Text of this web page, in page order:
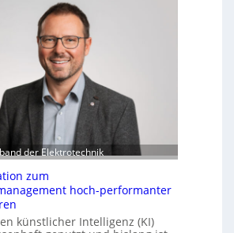
der Elektrotechnik
zum
hoch-performanter
künstlicher Intelligenz (KI)